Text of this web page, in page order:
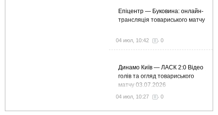
Епіцентр — Буковина: онлайн-
трансляція товариського матчу
04 июл, 10:42 0
Динамо Київ — ЛАСК 2:0 Відео
голів та огляд товариського
матчу 03.07.2026
04 июл, 10:27 0